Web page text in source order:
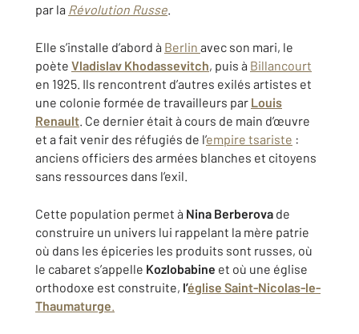
par la Révolution Russe
Elle s’installe d’abord à Berlin avec son mari, le
poète Vladislav Khodassevitch, puis à Billancourt
en 1925. Ils rencontrent d’autres exilés artistes et
une colonie formée de travailleurs par Louis
Renault . Ce dernier était à cours de main d’œuvre
et a fait venir des réfugiés de l’empire tsariste :
anciens officiers des armées blanches et citoyens
sans ressources dans l’exil.
Cette population permet à Nina Berberova de
construire un univers lui rappelant la mère patrie
où dans les épiceries les produits sont russes, où
le cabaret s’appelle Kozlobabine et où une église
orthodoxe est construite, l’église Saint-Nicolas-le-
Thaumaturge